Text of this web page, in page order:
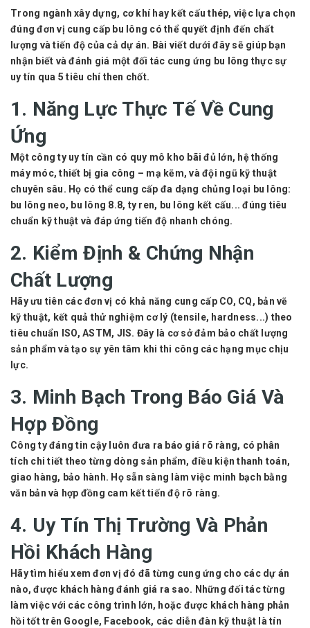
Trong ngành xây dựng, cơ khí hay kết cấu thép, việc lựa chọn
đúngđơn vị cung cấp bu lông có thể quyết định đến chất
lượng và tiến độ của cả dự án. Bài viết dưới đây sẽ giúp bạn
nhận biết và đánh giá một đối tác cung ứng bu lông thực sự
uy tín qua 5 tiêu chí then chốt.
1. Năng Lực Thực Tế Về Cung
Ứng
Một công ty uy tín cần có quy mô kho bãi đủ lớn, hệ thống
máy móc, thiết bị gia công – mạ kẽm, và đội ngũ kỹ thuật
chuyên sâu. Họ có thể cung cấp đa dạng chủng loại bu lông:
bu lông neo, bu lông 8.8, ty ren, bu lông kết cấu... đúng tiêu
chuẩn kỹ thuật và đáp ứng tiến độ nhanh chóng.
2. Kiểm Định & Chứng Nhận
Chất Lượng
Hãy ưu tiên các đơn vị có khả năng cung cấp CO, CQ, bản vẽ
kỹ thuật, kết quả thử nghiệm cơ lý (tensile, hardness...) theo
tiêu chuẩn ISO, ASTM, JIS. Đây là cơ sở đảm bảo chất lượng
sản phẩm và tạo sự yên tâm khi thi công các hạng mục chịu
lực.
3. Minh Bạch Trong Báo Giá Và
Hợp Đồng
Công ty đáng tin cậy luôn đưa ra báo giá rõ ràng, có phân
tích chi tiết theo từng dòng sản phẩm, điều kiện thanh toán,
giao hàng, bảo hành. Họ sẵn sàng làm việc minh bạch bằng
văn bản và hợp đồng cam kết tiến độ rõ ràng.
4. Uy Tín Thị Trường Và Phản
Hồi Khách Hàng
Hãy tìm hiểu xem đơn vị đó đã từng cung ứng cho các dự án
nào, được khách hàng đánh giá ra sao. Những đối tác từng
làm việc với các công trình lớn, hoặc được khách hàng phản
hồi tốt trên Google, Facebook, các diễn đàn kỹ thuật là tín